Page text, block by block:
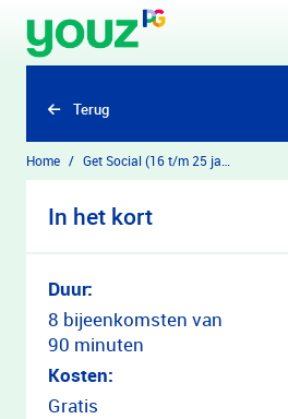
Overslaan en naar hoofdinhoud gaan
Terug
Home
In het kort
Duur:
8 bijeenkomsten van
90 minuten
Kosten:
Gratis